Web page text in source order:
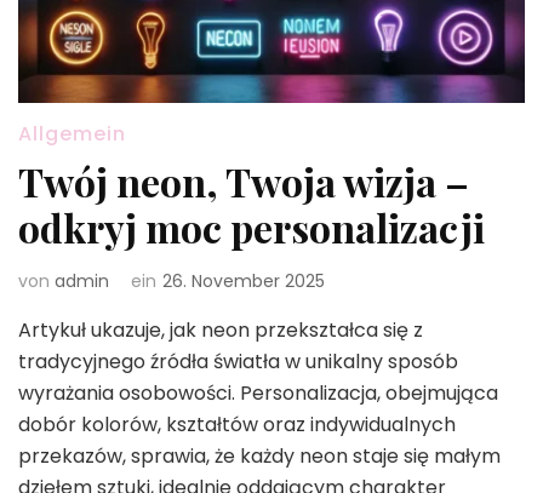
Allgemein
Twój neon, Twoja wizja –
odkryj moc personalizacji
von admin ein 26. November 2025
Artykuł ukazuje, jak neon przekształca się z
tradycyjnego źródła światła w unikalny sposób
wyrażania osobowości. Personalizacja, obejmująca
dobór kolorów, kształtów oraz indywidualnych
przekazów, sprawia, że każdy neon staje się małym